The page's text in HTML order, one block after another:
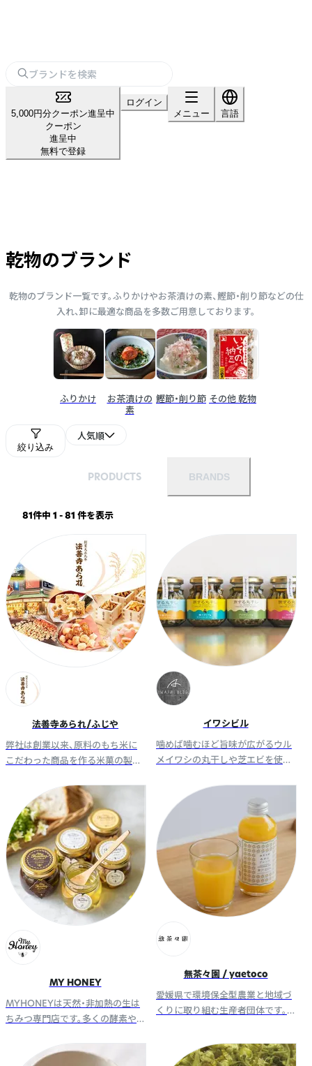
5,000円分クーポン進呈中
クーポン
進呈中
無料で登録
ログイン
メニュー
言語
乾物のブランド
乾物のブランド一覧です。ふりかけやお茶漬けの素、鰹節・削り節などの仕
入れ、卸に最適な商品を多数ご用意しております。
ふりかけ
お茶漬けの
素
鰹節・削り節 その他 乾物
絞り込み
人気順
PRODUCTS BRANDS
81件中 1 - 81 件を表示
法善寺あられ/ふじや
弊社は創業以来、原料のもち米に
こだわった商品を作る米菓の製造
製造し、独自の企画、デザインで楽
しい売場を提案いたします。
イワシビル
噛めば噛むほど旨味が広がるウル
メイワシの丸干しや芝エビを使っ
の産品に一手間加えた商品があな
たの食卓を旅します。
MY HONEY
MYHONEYは天然・非加熱の生は
ちみつ専門店です。多くの酵素や
味しさはもちろん美容と健康、ラ
無茶々園 / yaetoco
愛媛県で環境保全型農業と地域づ
くりに取り組む生産者団体です。
く」をコンセプトに、様々な商品を
お届けします。